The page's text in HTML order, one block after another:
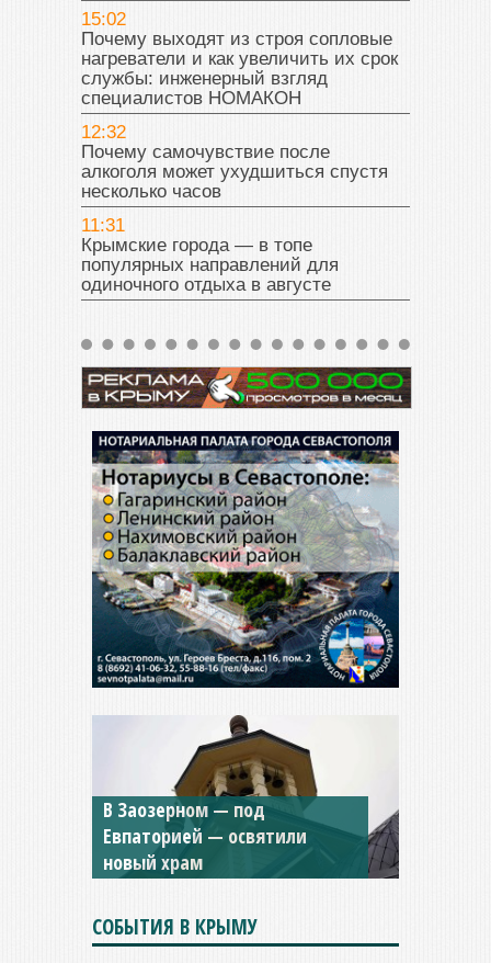
15:02
Почему выходят из строя сопловые
нагреватели и как увеличить их срок
службы: инженерный взгляд
специалистов НОМАКОН
12:32
Почему самочувствие после
алкоголя может ухудшиться спустя
несколько часов
11:31
Крымские города — в топе
популярных направлений для
одиночного отдыха в августе
В Заозерном — под
Евпаторией — освятили
новый храм
СОБЫТИЯ В КРЫМУ